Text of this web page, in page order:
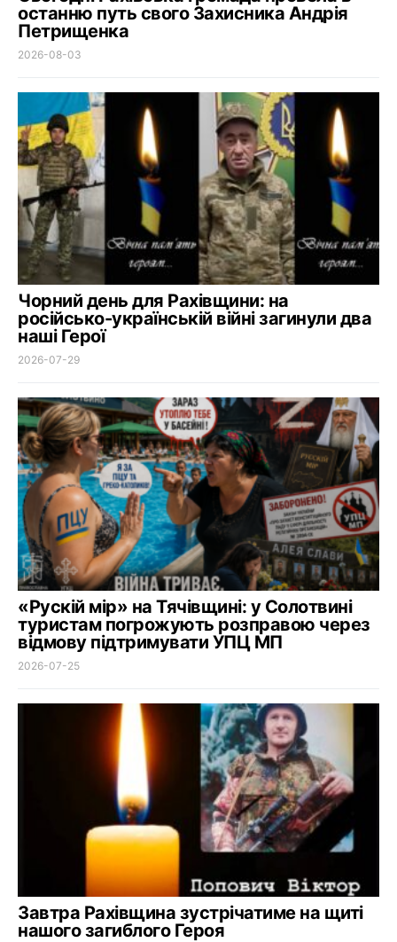
останню путь свого Захисника Андрія
Петрищенка
2026-08-03
Чорний день для Рахівщини: на
російсько-українській війні загинули два
наші Герої
2026-07-29
«Рускій мір» на Тячівщині: у Солотвині
туристам погрожують розправою через
відмову підтримувати УПЦ МП
2026-07-25
Завтра Рахівщина зустрічатиме на щиті
нашого загиблого Героя